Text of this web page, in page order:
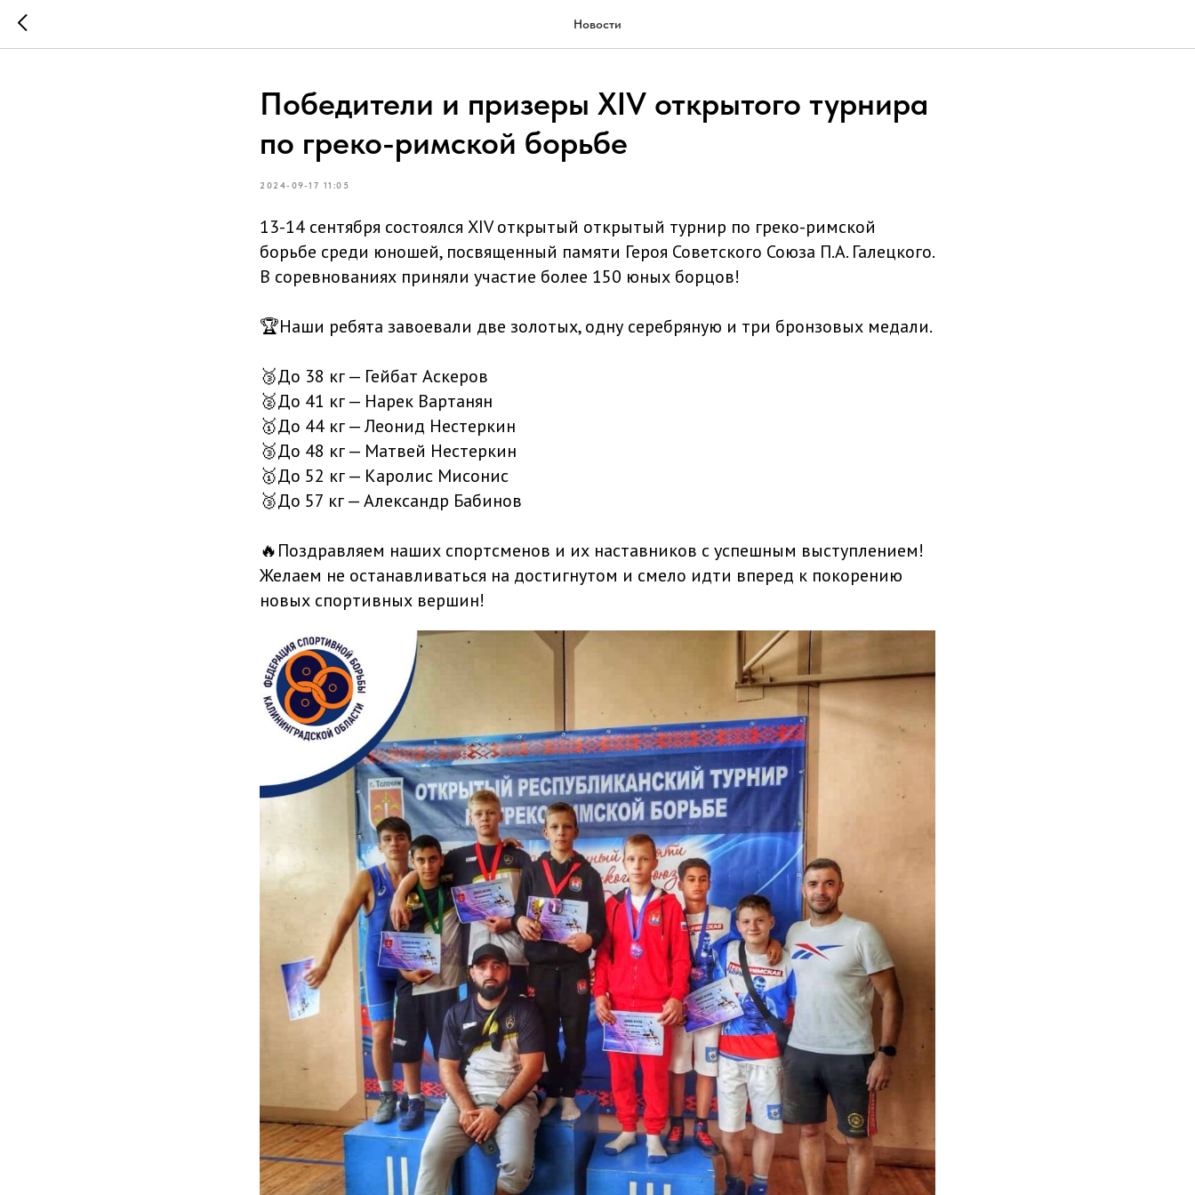
Новости
Победители и призеры XIV открытого турнира
по греко-римской борьбе
2024-09-17 11:05
13-14 сентября состоялся XIV открытый открытый турнир по греко-римской
борьбе среди юношей, посвященный памяти Героя Советского Союза П.А. Галецкого.
В соревнованиях приняли участие более 150 юных борцов!
🏆Наши ребята завоевали две золотых, одну серебряную и три бронзовых медали.
🥉До 38 кг — Гейбат Аскеров
🥈До 41 кг — Нарек Вартанян
🥇До 44 кг — Леонид Нестеркин
🥉До 48 кг — Матвей Нестеркин
🥇До 52 кг — Каролис Мисонис
🥉До 57 кг — Александр Бабинов
🔥Поздравляем наших спортсменов и их наставников с успешным выступлением!
Желаем не останавливаться на достигнутом и смело идти вперед к покорению
новых спортивных вершин!